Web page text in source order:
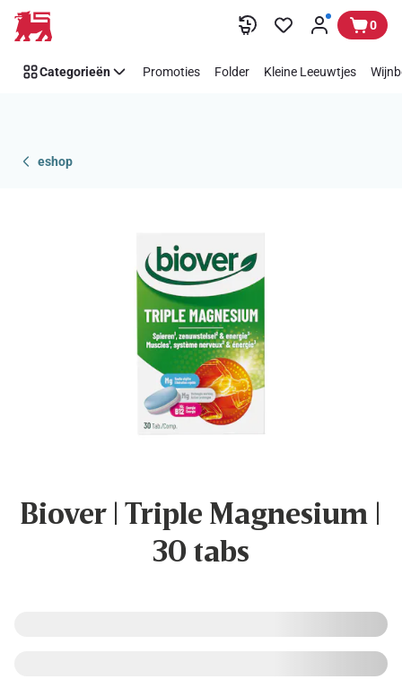
Overslaan 0
Categorieën Promoties Folder Kleine Leeuwtjes
eshop
Biover | Triple Magnesium |
30 tabs